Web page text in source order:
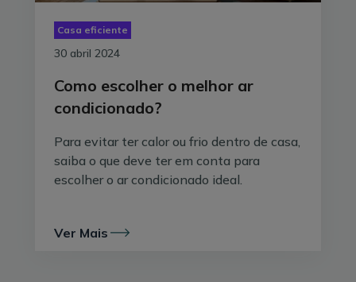
1. Registe-se no site do Fundo Ambiental
A sua candidatura tem início no
utilizador. Depois de se registar enquanto Proprietário,
ou como Perito Qualificado, conforme o seu caso, clique
no botão “Enviar”. Note que, mesmo que já tenha
credenciais de acesso ao Fundo Ambiental, terá de
fazer um novo registo para aceder ao formulário de
registo, pelo que deverá proceder à confirmação do seu
Casa eficiente
30 abril 2024
Como escolher o melhor ar
condicionado?
Para evitar ter calor ou frio dentro de casa,
saiba o que deve ter em conta para
escolher o ar condicionado ideal.
Ver Mais